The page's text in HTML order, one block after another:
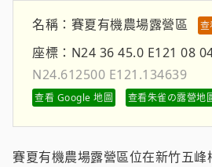
名稱： 賽夏有機農場露營區
座標： N24 36 45.0 E121 08
N24.612500 E121.134639
查看 Google 地圖 查看朱雀の露營地
賽夏有機農場露營區位在新竹五峰